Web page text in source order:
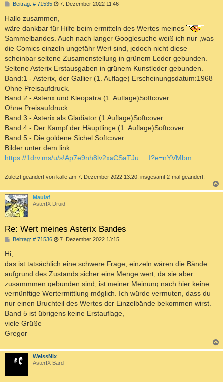
Beitrag: # 71535B
i
t
r
g
7. Dezember 2022 11:46
Hallo zusammen,
wäre dankbar für Hilfe beim ermitteln des Wertes meines
Sammelbandes. Auch nach langer Googlesuche weiß ich nur ,was
die Comics einzeln ungefähr Wert sind, jedoch nicht diese
scheinbar seltene Zusamenstellung in grünem Leder gebunden.
Seltene Asterix Erstausgaben in grünem Kunstleder gebunden.
Band:1 - Asterix, der Gallier (1. Auflage) Erscheinungsdatum:1968
Ohne Preisaufdruck.
Band:2 - Asterix und Kleopatra (1. Auflage)Softcover
Ohne Preisaufdruck
Band:3 - Asterix als Gladiator (1.Auflage)Softcover
Band:4 - Der Kampf der Häuptlinge (1. Auflage)Softcover
Band:5 - Die goldene Sichel Softcover
Bilder unter dem link
https://1drv.ms/u/s!Ap7e9nh8lv2xaCSaTJu ... I?e=nYVMbm
Zuletzt geändert von kalle am 7. Dezember 2022 13:20, insgesamt 2-mal geändert.
a
Maulaf
AsterIX Druid
Re: Wert meines Asterix Bandes
Beitrag: # 71536B
r
a
g
7. Dezember 2022 13:15
Hi,
das ist tatsächlich eine schwere Frage, einzeln wären die Bände
aufgrund des Zustands sicher eine Menge wert, da sie aber
zusammmen gebunden sind, ist meiner Meinung nach hier keine
vernünftige Wertermittlung möglich. Ich würde vermuten, dass du
nur einen Bruchteil des Wertes der Einzelbände bekommen wirst.
Band 5 ist übrigens keine Erstauflage,
viele Grüße
Gregor
a
WeissNix
AsterIX Bard